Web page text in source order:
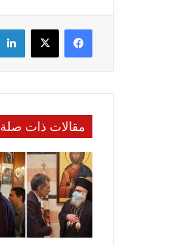
فيسبوك
مقالات ذات صلة